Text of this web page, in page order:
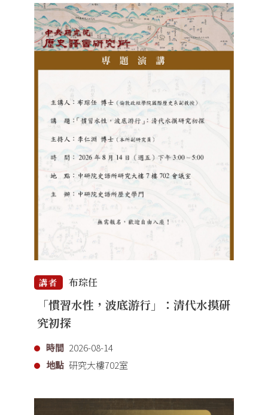
講者 布琮任
「慣習水性，波底游行」：清代水摸研
究初探
時間 2026-08-14
地點 研究大樓702室